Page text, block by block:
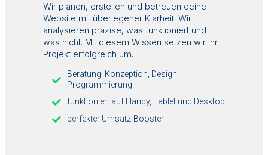
Wir planen, erstellen und betreuen deine
Website mit überlegener Klarheit. Wir
analysieren präzise, was funktioniert und
was nicht. Mit diesem Wissen setzen wir Ihr
Projekt erfolgreich um.
Beratung, Konzeption, Design,
Programmierung
funktioniert auf Handy, Tablet und Desktop
perfekter Umsatz-Booster